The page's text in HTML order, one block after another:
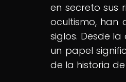
en secreto sus
ocultismo, han
siglos. Desde
un papel
de la historia